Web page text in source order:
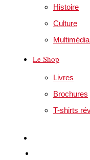
Histoire
Culture
Le Shop
Livres
Brochures
T-shirts